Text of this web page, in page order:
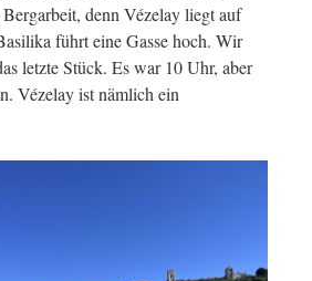
Bergarbeit, denn Vézelay liegt auf
führt eine Gasse hoch. Wir
letzte Stück. Es war 10 Uhr, aber
Vézelay ist nämlich ein